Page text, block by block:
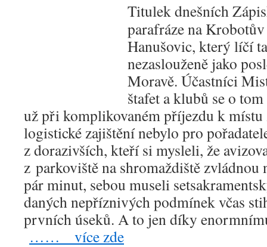
Titulek dnešních
parafráze na
Hanušovic, který líčí
nezaslouženě jako
Moravě. Účastníci
štafet a klubů se o
už při komplikovaném příjezdu k místu
logistické zajištění nebylo pro
z dorazivších, kteří si mysleli, že
z parkoviště na shromaždiště
pár minut, sebou museli
daných nepříznivých podmínek včas
prvních úseků. A to jen díky
…… více zde